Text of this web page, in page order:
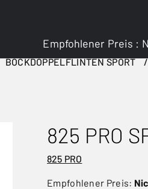
BOCKDOPPELFLINTEN SPORT
825 PRO
825 PRO
Empfohlener Preis:
Empfohlener Preis :